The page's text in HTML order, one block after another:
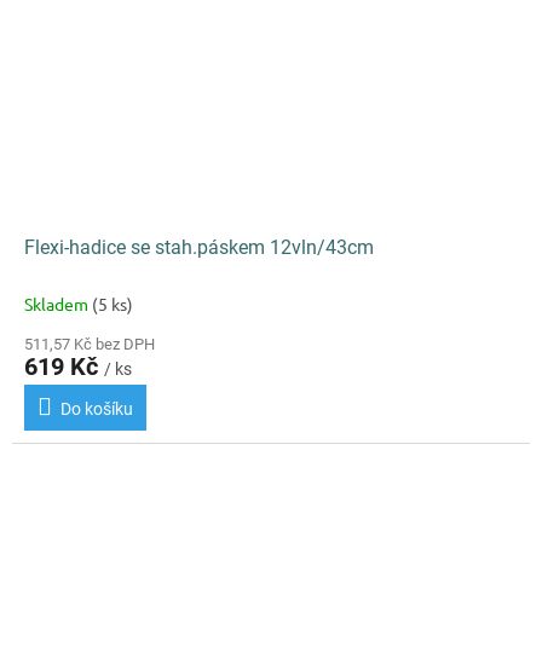
Flexi-hadice se stah.páskem 12vln/43cm
Skladem (5 ks)
511,57 Kč bez DPH
619 Kč / ks
Do košíku